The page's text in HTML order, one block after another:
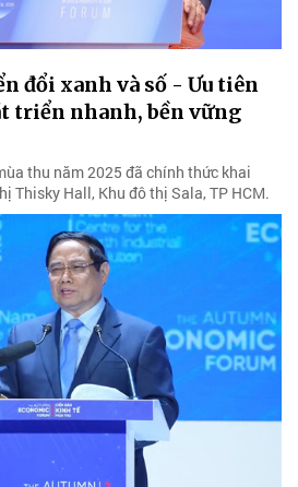
đổi xanh và số - Ưu tiên
triển nhanh, bền vững
thu năm 2025 đã chính thức khai
Thisky Hall, Khu đô thị Sala, TP HCM.